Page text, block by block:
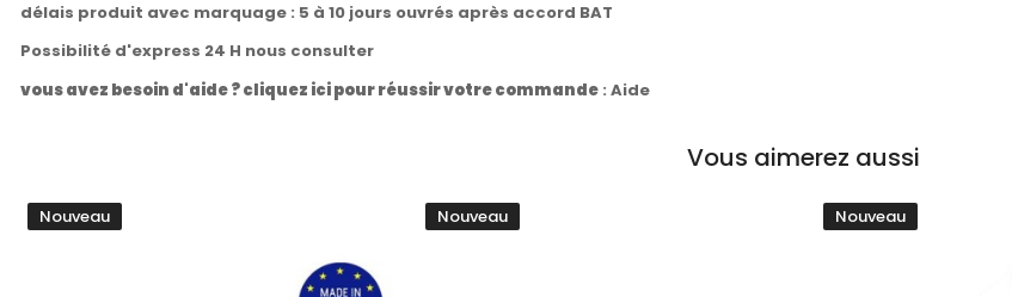
délais produit avec marquage : 5 à 10 jours ouvrés après accord BAT
Possibilité d'express 24 H nous consulter
vous avez besoin d'aide ? cliquez ici pour réussir votre commande : Aide
Vous aimerez aussi
Nouveau Nouveau Nouveau